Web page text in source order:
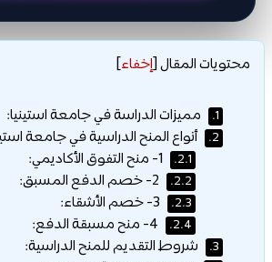
محتويات المقال[إخفاء]
1. مميزات الدراسة في جامعة استينيا:
2. أنواع المنح الدراسية في جامعة
2.1.
2.2.
2.3.
2.4.
3. شروط التقديم للمنح الدراسية: